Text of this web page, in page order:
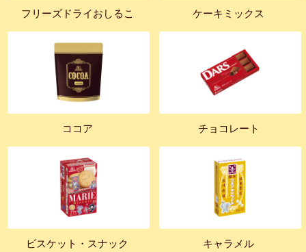
フリーズドライおしるこ ケーキミックス
ココア チョコレート
ビスケット・スナック キャラメル